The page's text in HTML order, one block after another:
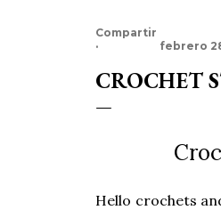
Compartir
febrero
CROCHET
Hello crochets